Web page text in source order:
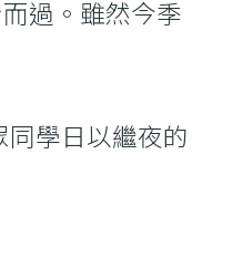
過。雖然今季
同學日以繼夜的